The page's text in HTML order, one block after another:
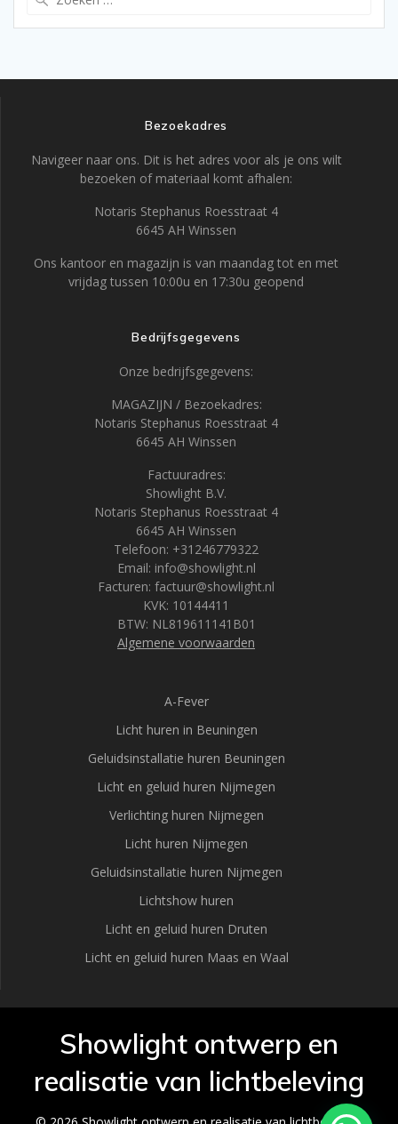
Bezoekadres
Navigeer naar ons. Dit is het adres voor als je ons wilt
bezoeken of materiaal komt afhalen:
Notaris Stephanus Roesstraat 4
6645 AH Winssen
Ons kantoor en magazijn is van maandag tot en met
vrijdag tussen 10:00u en 17:30u geopend
Bedrijfsgegevens
Onze bedrijfsgegevens:
MAGAZIJN / Bezoekadres:
Notaris Stephanus Roesstraat 4
6645 AH Winssen
Factuuradres:
Showlight B.V.
Notaris Stephanus Roesstraat 4
6645 AH Winssen
Telefoon: +31246779322
Email: info@showlight.nl
Facturen: factuur@showlight.nl
KVK: 10144411
BTW: NL819611141B01
Algemene voorwaarden
A-Fever
Licht huren in Beuningen
Geluidsinstallatie huren Beuningen
Licht en geluid huren Nijmegen
Verlichting huren Nijmegen
Licht huren Nijmegen
Geluidsinstallatie huren Nijmegen
Lichtshow huren
Licht en geluid huren Druten
Licht en geluid huren Maas en Waal
Showlight ontwerp en
realisatie van lichtbeleving